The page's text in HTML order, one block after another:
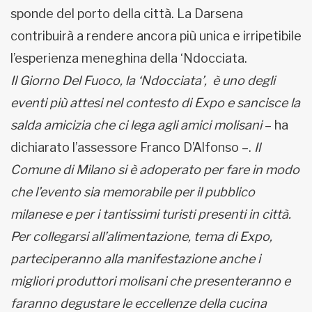
sponde del porto della città. La Darsena
contribuirà a rendere ancora più unica e irripetibile
l’esperienza meneghina della ‘Ndocciata.
Il Giorno Del Fuoco, la ‘Ndocciata’, è uno degli
eventi più attesi nel contesto di Expo e sancisce la
salda amicizia che ci lega agli amici molisani– ha
dichiarato l’assessore Franco D’Alfonso –. Il
Comune di Milano si è adoperato per fare in modo
che l’evento sia memorabile per il pubblico
milanese e per i tantissimi turisti presenti in città.
Per collegarsi all’alimentazione, tema di Expo,
parteciperanno alla manifestazione anche i
migliori produttori molisani che presenteranno e
faranno degustare le eccellenze della cucina